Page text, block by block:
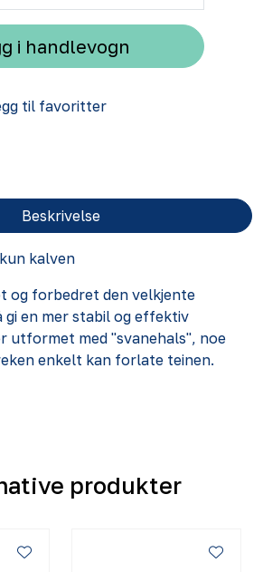
i handlevogn
til favoritter
Beskrivelse
kalven
og forbedret den velkjente
gi en mer stabil og effektiv
utformet med "svanehals", noe
enkelt kan forlate teinen.
produkter